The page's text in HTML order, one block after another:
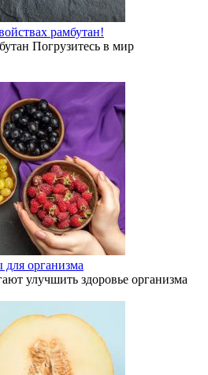
рамбутан!
Погрузитесь в мир
организма
улучшить здоровье организма